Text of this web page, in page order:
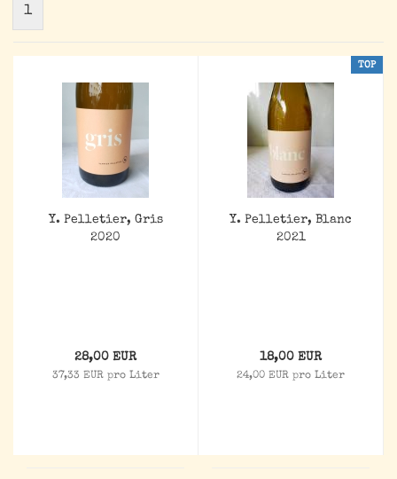
1
Y. Pelletier, Gris
2020
28,00 EUR
37,33 EUR pro Liter
TOP
Y. Pelletier, Blanc
2021
18,00 EUR
24,00 EUR pro Liter